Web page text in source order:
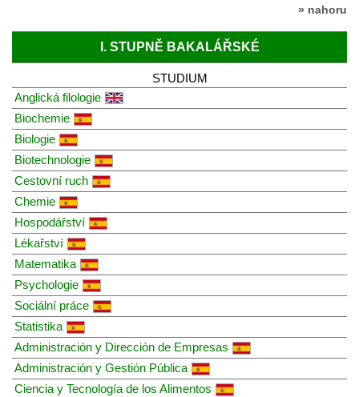
» nahoru
I. STUPNĚ BAKALÁŘSKÉ
STUDIUM
Anglická filologie
Biochemie
Biologie
Biotechnologie
Cestovní ruch
Chemie
Hospodářství
Lékařství
Matematika
Psychologie
Sociální práce
Statistika
Administración y Dirección de Empresas
Administración y Gestión Pública
Ciencia y Tecnología de los Alimentos